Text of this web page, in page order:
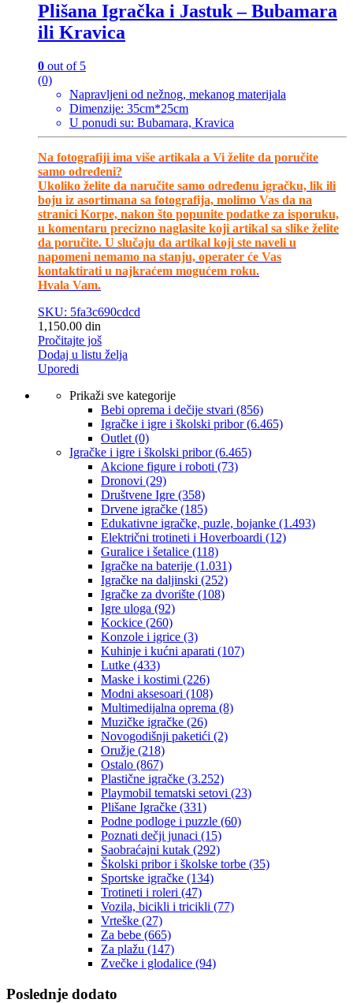
Plišana Igračka i Jastuk – Bubamara
ili Kravica
0 out of 5
(0)
Napravljeni od nežnog, mekanog materijala
Dimenzije: 35cm*25cm
U ponudi su: Bubamara, Kravica
Na fotografiji ima više artikala a Vi želite da poručite
samo određeni?
Ukoliko želite da naručite samo određenu igračku, lik ili
boju iz asortimana sa fotografija, molimo Vas da na
stranici Korpe, nakon što popunite podatke za isporuku,
u komentaru precizno naglasite koji artikal sa slike želite
da poručite. U slučaju da artikal koji ste naveli u
napomeni nemamo na stanju, operater će Vas
kontaktirati u najkraćem mogućem roku.
Hvala Vam.
SKU: 5fa3c690cdcd
1,150.00 din
Pročitajte još
Dodaj u listu želja
Uporedi
Prikaži sve kategorije
Bebi oprema i dečije stvari (856)
Igračke i igre i školski pribor(6.465)
Outlet (0)
Igračke i igre i školski pribor(6.465)
Akcione figure i roboti (73)
Dronovi (29)
Društvene Igre (358)
Drvene igračke (185)
Edukativne igračke, puzle, bojanke (1.493)
Električni trotineti i Hoverboardi (12)
Guralice i šetalice (118)
Igračke na baterije (1.031)
Igračke na daljinski (252)
‎Igračke za dvorište (108)
Igre uloga (92)
Kockice (260)
Konzole i igrice (3)
Kuhinje i kućni aparati (107)
Lutke (433)
Maske i kostimi (226)
Modni aksesoari (108)
Multimedijalna oprema (8)
Muzičke igračke (26)
Novogodišnji paketići (2)
Oružje (218)
Ostalo (867)
Plastične igračke (3.252)
Playmobil tematski setovi (23)
Plišane Igračke (331)
Podne podloge i puzzle (60)
Poznati dečji junaci (15)
Saobraćajni kutak (292)
Školski pribor i školske torbe (35)
Sportske igračke (134)
Trotineti i roleri (47)
Vozila, bicikli i tricikli (77)
Vrteške (27)
Za bebe (665)
Za plažu (147)
Zvečke i glodalice (94)
Poslednje dodato